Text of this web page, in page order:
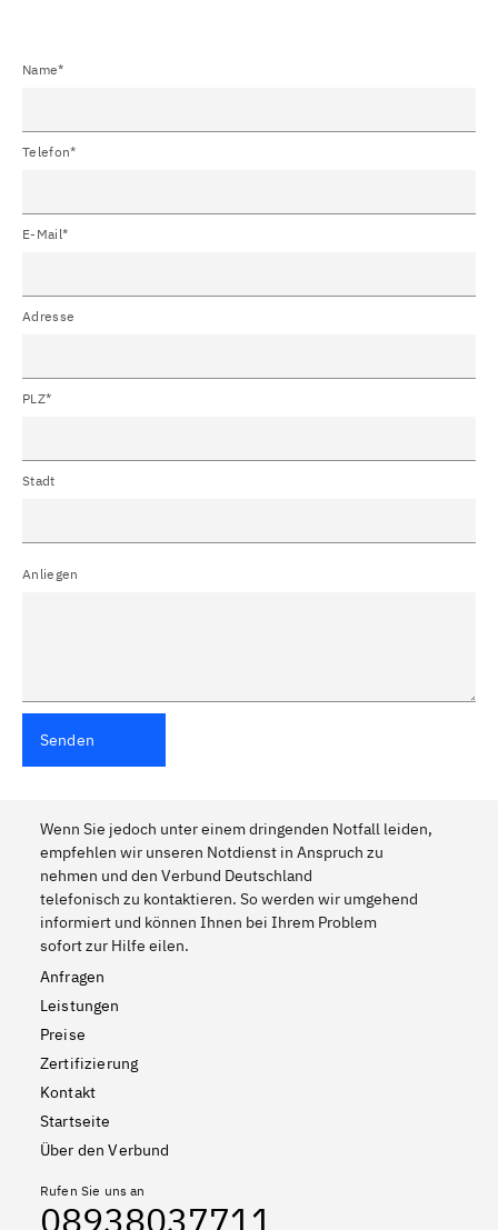
Name*
Telefon*
E-Mail*
Adresse
PLZ*
Stadt
Anliegen
Senden
Wenn Sie jedoch unter einem dringenden Notfall leiden,
empfehlen wir unseren Notdienst in Anspruch zu
nehmen und den Verbund Deutschland
telefonisch zu kontaktieren. So werden wir umgehend
informiert und können Ihnen bei Ihrem Problem
sofort zur Hilfe eilen.
Anfragen
Leistungen
Preise
Zertifizierung
Kontakt
Startseite
Über den Verbund
Rufen Sie uns an
08938037711